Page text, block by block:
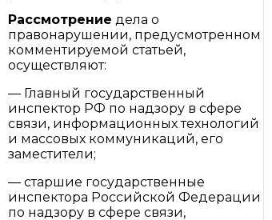
Рассмотрение дела о
правонарушении, предусмотренном
комментируемой статьей,
осуществляют:
— Главный государственный
инспектор РФ по надзору в сфере
связи, информационных технологий
и массовых коммуникаций, его
заместители;
— старшие государственные
инспектора Российской Федерации
по надзору в сфере связи,